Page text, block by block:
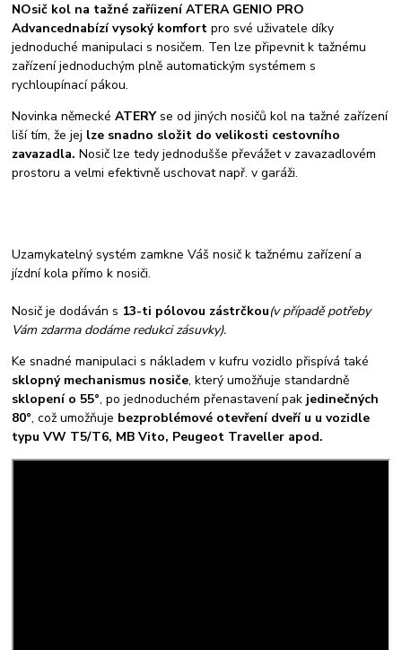
NOsič kol na tažné zaříizení ATERA GENIO PRO
Advancednabízí vysoký komfort pro své uživatele díky
jednoduché manipulaci s nosičem. Ten lze připevnit k tažnému
zařízení jednoduchým plně automatickým systémem s
rychloupínací pákou.
Novinka německéATERYse od jiných nosičů kol na tažné zařízení
liší tím, že jej lze snadno složit do velikosti cestovního
zavazadla. Nosič lze tedy jednodušše převážet v zavazadlovém
prostoru a velmi efektivně uschovat např. v garáži.
Uzamykatelný systém zamkne Váš nosič k tažnému zařízení a
jízdní kola přímo k nosiči.
Nosič je dodáván s 13-ti pólovou zástrčkou(v případě potřeby
Vám zdarma dodáme redukci zásuvky).
Ke snadné manipulaci s nákladem v kufru vozidlo přispívá také
sklopný mechanismus nosiče, který umožňuje standardně
sklopení o 55°, po jednoduchém přenastavení pak jedinečných
80°, což umožňuje bezproblémové otevření dveří u u vozidle
typu VW T5/T6, MB Vito, Peugeot Traveller apod.